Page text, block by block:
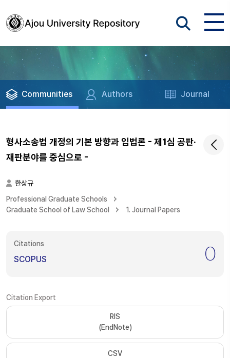
Communities Authors Journal
형사소송법 개정의 기본 방향과 입법론 - 제1심 공판·
재판분야를 중심으로 -
한상규
Professional Graduate Schools
Graduate School of Law School
1. Journal Papers
Citations
SCOPUS 0
Citation Export
RIS
(EndNote)
CSV